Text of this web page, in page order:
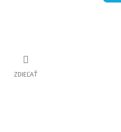
ZDIEĽAŤ